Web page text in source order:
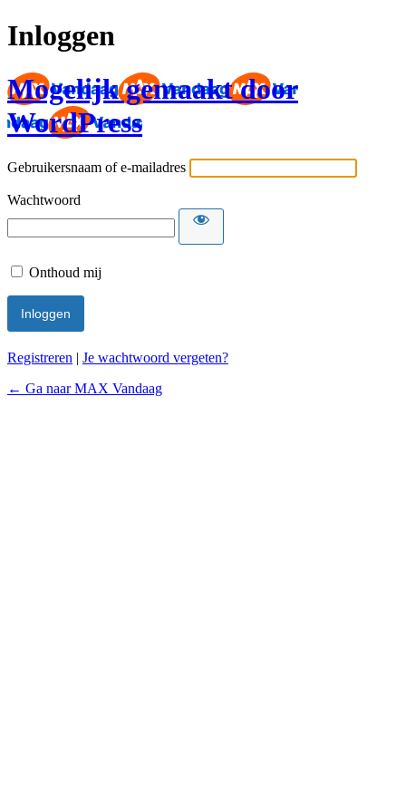
Inloggen
Mogelijk gemaakt door
WordPress
Gebruikersnaam of e-mailadres
Wachtwoord
Onthoud mij
Registreren | Je wachtwoord vergeten?
← Ga naar MAX Vandaag